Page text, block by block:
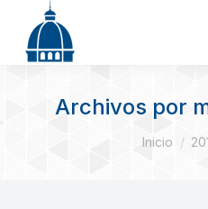
Archivos por
Estás
Inicio